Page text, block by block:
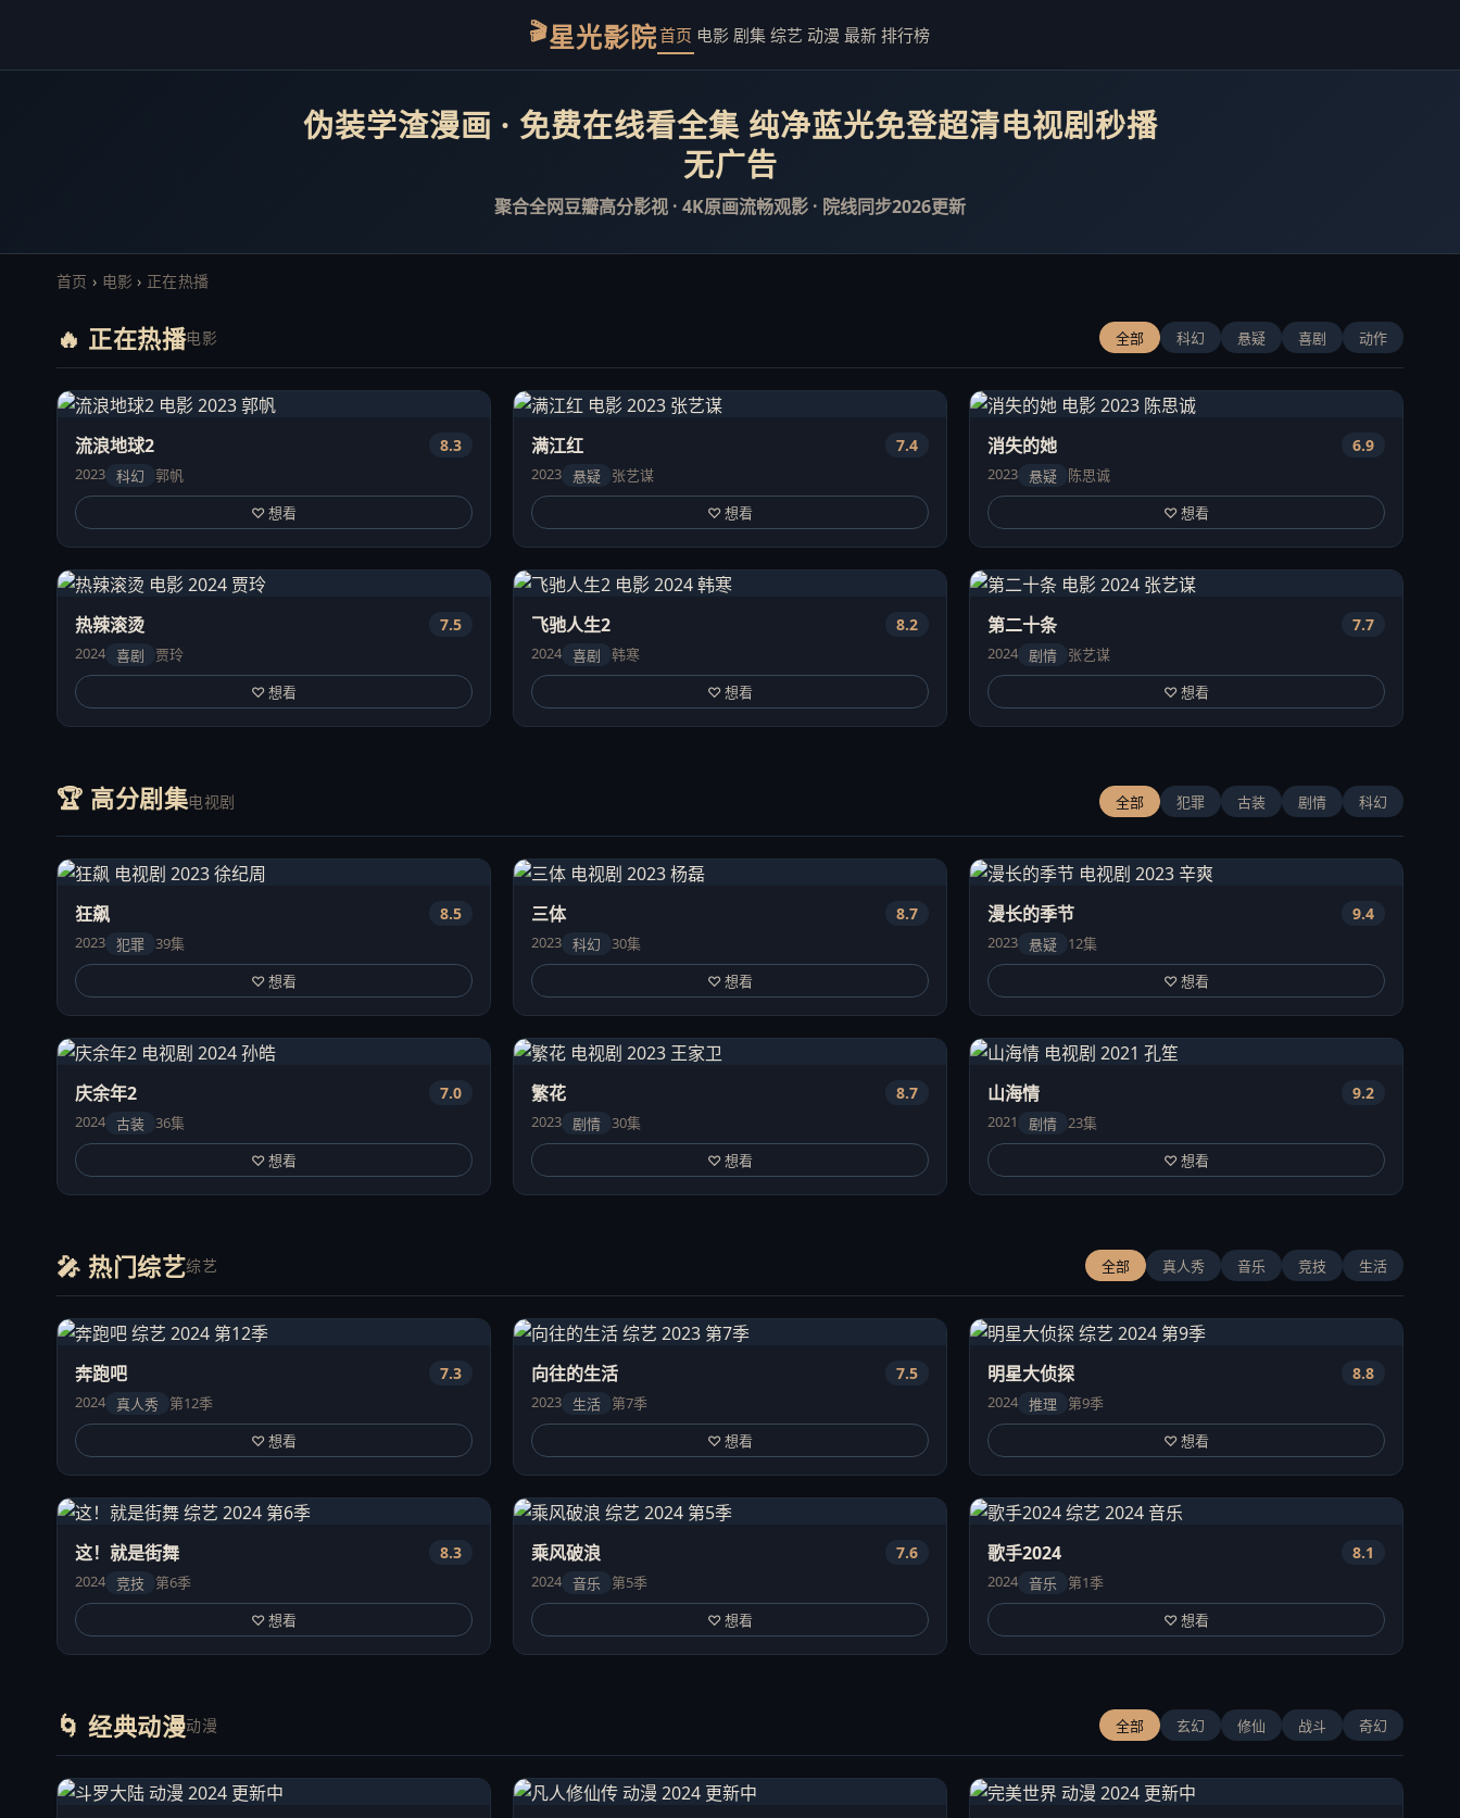
🎬星光影院首页 电影 剧集 综艺 动漫 最新 排行榜
伪装学渣漫画 · 免费在线看全集 纯净蓝光免登超清电视剧秒播
无广告
聚合全网豆瓣高分影视 · 4K原画流畅观影 · 院线同步2026更新
首页 › 电影› 正在热播
🔥 正在热播电影 全部 科幻 悬疑 喜剧 动作
流浪地球2 8.3
2023 科幻
郭帆
♡ 想看
满江红 7.4
2023 悬疑
张艺谋
♡ 想看
消失的她 6.9
2023 悬疑
陈思诚
♡ 想看
热辣滚烫 7.5
2024 喜剧
贾玲
♡ 想看
飞驰人生2 8.2
2024 喜剧
韩寒
♡ 想看
第二十条 7.7
2024 剧情
张艺谋
♡ 想看
🏆 高分剧集电视剧 全部 犯罪 古装 剧情 科幻
狂飙 8.5
2023 犯罪 39集
♡ 想看
三体 8.7
2023 科幻
30集
♡ 想看
漫长的季节 9.4
2023 悬疑
12集
♡ 想看
庆余年2 7.0
2024 古装 36集
♡ 想看
繁花 8.7
2023 剧情 30集
♡ 想看
山海情 9.2
2021 剧情 23集
♡ 想看
🎤 热门综艺综艺 全部 真人秀 音乐 竞技 生活
奔跑吧 7.3
2024 真人秀
第12季
♡ 想看
向往的生活 7.5
2023 生活
第7季
♡ 想看
明星大侦探 8.8
2024 推理
第9季
♡ 想看
这！就是街舞 8.3
2024 竞技
第6季
♡ 想看
乘风破浪 7.6
2024 音乐
第5季
♡ 想看
歌手2024 8.1
2024 音乐
第1季
♡ 想看
🌀 经典动漫动漫 全部 玄幻 修仙 战斗 奇幻